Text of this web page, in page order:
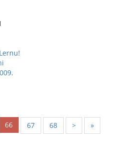
66 67 68 > »